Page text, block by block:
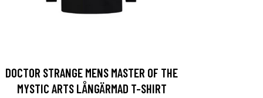
DOCTOR STRANGE MENS MASTER OF THE
MYSTIC ARTS LÅNGÄRMAD T-SHIRT